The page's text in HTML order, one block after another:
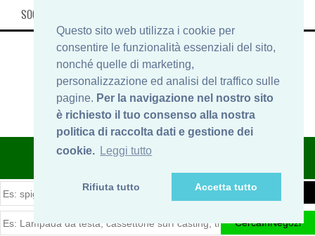
Questo sito web utilizza i cookie per
consentire le funzionalità essenziali del sito,
nonché quelle di marketing,
personalizzazione ed analisi del traffico sulle
pagine. Per la navigazione nel nostro sito
è richiesto il tuo consenso alla nostra
politica di raccolta dati e gestione dei
cookie. Leggi tutto
Rifiuta tutto Accetta tutto
SOCIAL, INFO & SHOP
ITINERARIDIPESCA.IT